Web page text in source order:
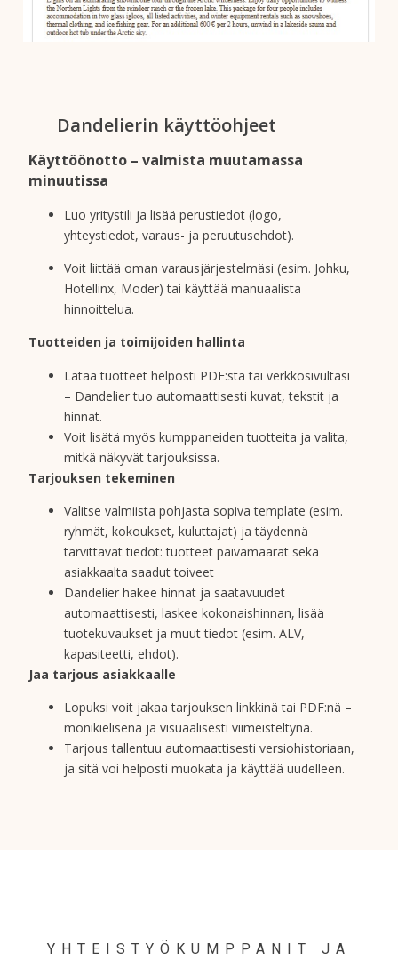
Dandelierin käyttöohjeet
Käyttöönotto – valmista muutamassa
minuutissa
Luo yritystili ja lisää perustiedot (logo,
yhteystiedot, varaus- ja peruutusehdot).
Voit liittää oman varausjärjestelmäsi (esim. Johku,
Hotellinx, Moder) tai käyttää manuaalista
hinnoittelua.
Tuotteiden ja toimijoiden hallinta
Lataa tuotteet helposti PDF:stä tai verkkosivultasi
– Dandelier tuo automaattisesti kuvat, tekstit ja
hinnat.
Voit lisätä myös kumppaneiden tuotteita ja valita,
mitkä näkyvät tarjouksissa.
Tarjouksen tekeminen
Valitse valmiista pohjasta sopiva template (esim.
ryhmät, kokoukset, kuluttajat) ja täydennä
tarvittavat tiedot: tuotteet päivämäärät sekä
asiakkaalta saadut toiveet
Dandelier hakee hinnat ja saatavuudet
automaattisesti, laskee kokonaishinnan, lisää
tuotekuvaukset ja muut tiedot (esim. ALV,
kapasiteetti, ehdot).
Jaa tarjous asiakkaalle
Lopuksi voit jakaa tarjouksen linkkinä tai PDF:nä –
monikielisenä ja visuaalisesti viimeisteltynä.
Tarjous tallentuu automaattisesti versiohistoriaan,
ja sitä voi helposti muokata ja käyttää uudelleen.
YHTEISTYÖKUMPPANIT JA